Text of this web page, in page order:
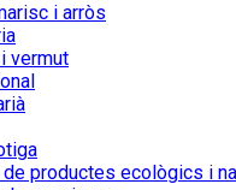
i arròs
vermut
de productes ecològics i